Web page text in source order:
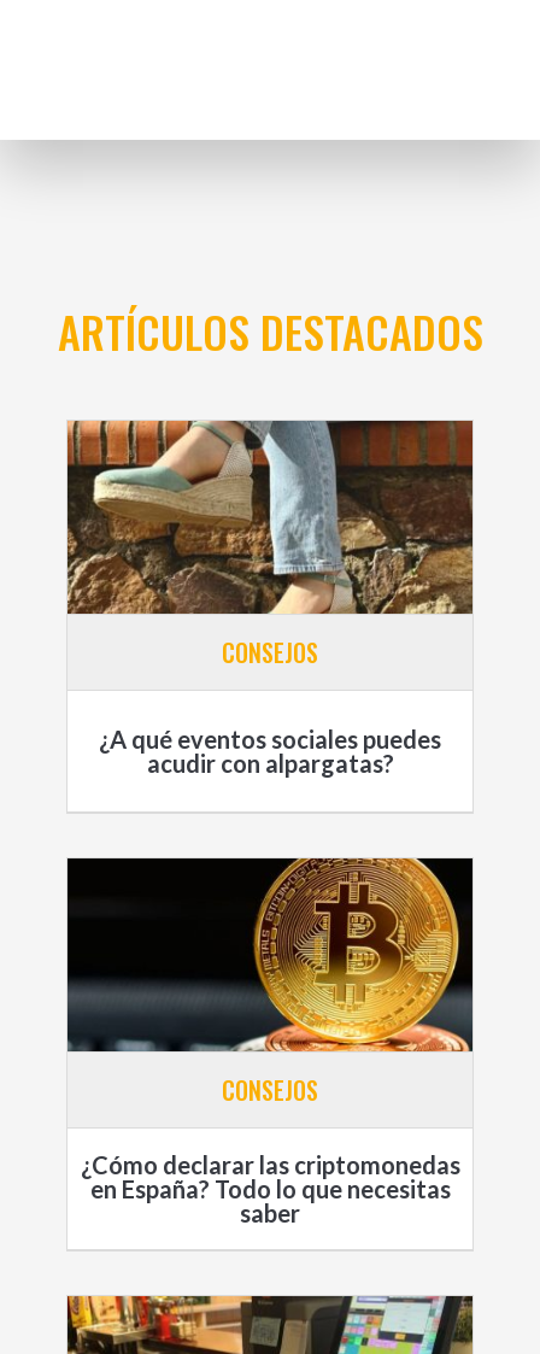
ARTÍCULOS DESTACADOS
CONSEJOS
¿A qué eventos sociales puedes
acudir con alpargatas?
CONSEJOS
¿Cómo declarar las criptomonedas
en España? Todo lo que necesitas
saber